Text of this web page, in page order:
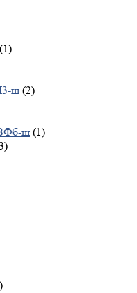
(1)
ш (2)
ш (1)